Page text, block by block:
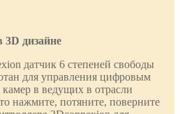
3D дизайне
датчик 6 степеней свободы
для управления цифровым
в ведущих в отрасли
нажмите, потяните, поверните